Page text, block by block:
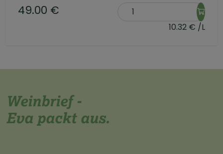
49.00 €
10.32 € /L
Weinbrief -
Eva packt aus.